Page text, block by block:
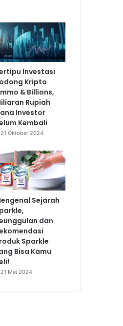
Investasi
Kripto
& Billions,
Rupiah
Investor
Kembali
21 Oktober 2024
Sejarah
dan
Sparkle
Bisa Kamu
21 Mei 2024